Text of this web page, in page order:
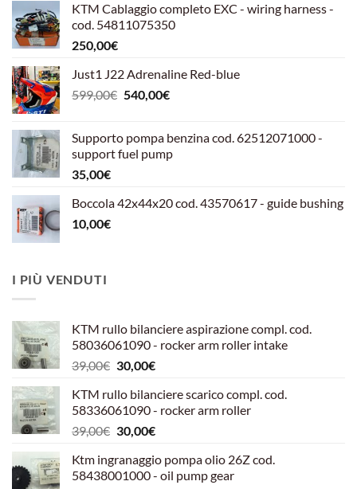
KTM Cablaggio completo EXC - wiring harness -
cod. 54811075350
250,00€
Just1 J22 Adrenaline Red-blue
599,00€ Il
era:
599,00€.
540,00€Il
è:
540,00€.
Supporto pompa benzina cod. 62512071000 -
support fuel pump
35,00€
Boccola 42x44x20 cod. 43570617 - guide bushing
10,00€
I PIÙ VENDUTI
KTM rullo bilanciere aspirazione compl. cod.
58036061090 - rocker arm roller intake
39,00€ Il
originale
era:
39,00€.
30,00€Il
attuale
è:
30,00€.
KTM rullo bilanciere scarico compl. cod.
58336061090 - rocker arm roller
39,00€ Il
originale
era:
30,00€Il
attuale
è:
Ktm ingranaggio pompa olio 26Z cod.
58438001000 - oil pump gear